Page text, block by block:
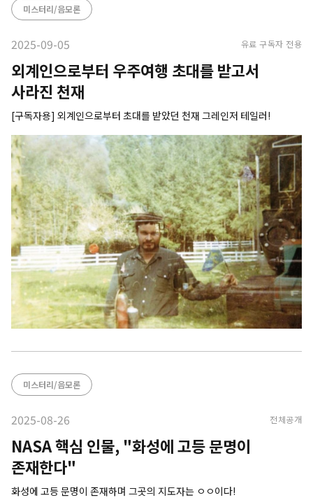
미스터리/음모론
2025-09-05 유료 구독자 전용
외계인으로부터 우주여행 초대를 받고서
사라진 천재
[구독자용] 외계인으로부터 초대를 받았던 천재 그레인저 테일러!
미스터리/음모론
2025-08-26 전체공개
NASA 핵심 인물, "화성에 고등 문명이
존재한다"
화성에 고등 문명이 존재하며 그곳의 지도자는 ㅇㅇ이다!